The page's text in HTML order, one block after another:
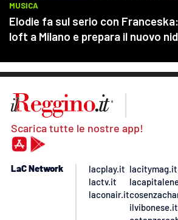
Scarica tutte le nostre app!
LaC Network
lacplay.it
lactv.it
laconair.it
lacitymag.it
ilvibonese.it